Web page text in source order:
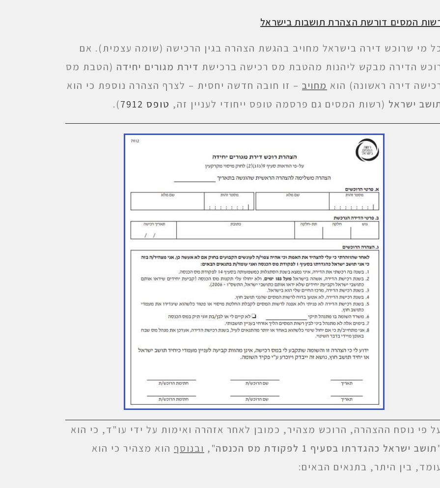
המסים דורשת הצהרת תושבות בישראל
מי שרוכש דירה בישראל מחויב בהגשת הצהרה בגין הרכישה (שומה עצמית). אם
הדירה מבקש ליהנות מהטבת מס רכישה ברכישת דירת מגורים יחידה (הטבת מס
דירה ראשונה) הוא מחויב – זו חובה חדשה יחסית – לצרף הצהרה נוספת כי הוא
ישראל (רשות המסים גם פרסמה טופס ייחודי לעניין זה, טופס 7912 ).
פי נוסח ההצהרה, הרוכש מצהיר, כמובן לאחר אזהרה ואימות על ידי עו"ד, כי הוא
"תושב ישראל כהגדרתו בסעיף 1 לפקודת מס הכנסה ", ובנוסף הוא מצהיר כי הוא
בין היתר, בתנאים הבאים: